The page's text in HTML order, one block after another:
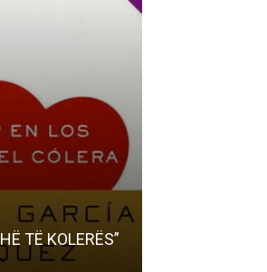
TË KOLERËS”